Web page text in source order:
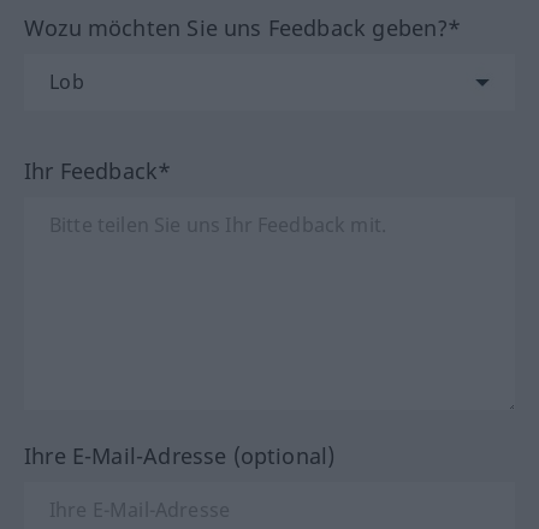
Wozu möchten Sie uns Feedback geben?*
Ihr Feedback*
Ihre E-Mail-Adresse (optional)